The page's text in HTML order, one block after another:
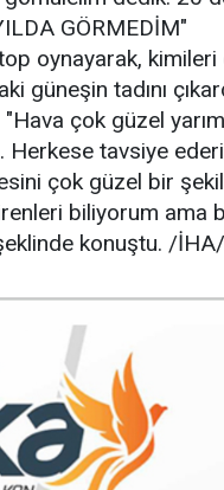
GÖRMEDİM"
oynayarak,
güneşin tadını
çok güzel
Herkese tavsiye
çok güzel bir
biliyorum ama
konuştu. /İHA/